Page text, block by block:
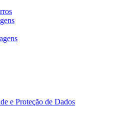
e Proteção de Dados